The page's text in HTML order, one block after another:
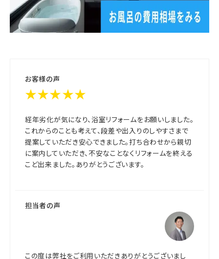
お客様の声
★★★★★
経年劣化が気になり、浴室リフォームをお願いしました。
これからのことも考えて、段差や出入りのしやすさまで
提案していただき安心できました。打ち合わせから親切
に案内していただき、不安なことなくリフォームを終える
こど出来ました。ありがとうございます。
担当者の声
この度は弊社をご利用いただきありがとうございまし